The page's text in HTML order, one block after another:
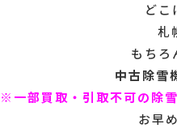
どこ
札
もちろ
中古除雪
※一部買取・引取不可の除
お早